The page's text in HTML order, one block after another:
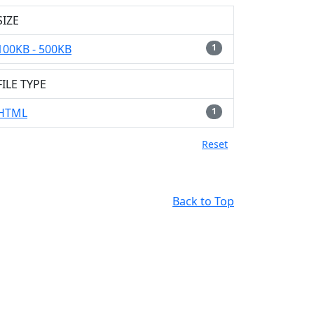
- 500KB
1
TYPE
1
Reset
Back to Top